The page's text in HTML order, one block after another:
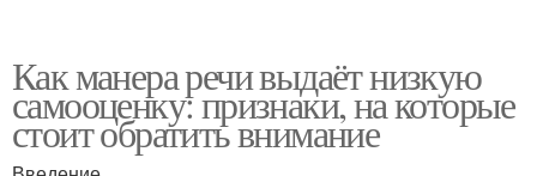
Как манера речи выдаёт низкую
самооценку: признаки, на которые
стоит обратить внимание